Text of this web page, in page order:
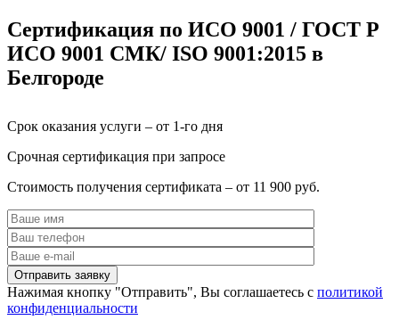
Сертификация по ИСО 9001 / ГОСТ Р
ИСО 9001 СМК/ ISO 9001:2015 в
Белгороде
Срок оказания услуги – от 1-го дня
Срочная сертификация при запросе
Стоимость получения сертификата – от 11 900 руб.
Нажимая кнопку "Отправить", Вы соглашаетесь с политикой
конфиденциальности